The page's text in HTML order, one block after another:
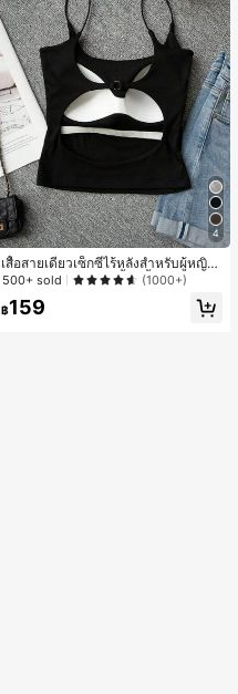
4
เสื้อสายเดี่ยวเซ็กซี่ไร้หลังสำหรับผู้หญิง
พร้อมบราแบบมีฟองน้ำ, เสื้อกล้ามแขน
500+ sold (1000+)
฿159